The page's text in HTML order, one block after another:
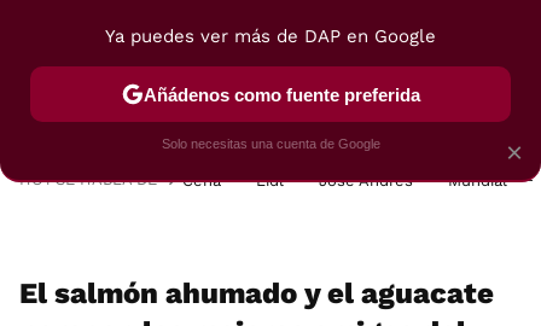
POSTRES VIAJES SELECCIÓN VEGUI
HOY SE HABLA DE Cena Lidl José Andrés Mundial
El salmón ahumado y el aguacate
×
Ya puedes ver más de DAP en Google
Añádenos como fuente preferida
Solo necesitas una cuenta de Google